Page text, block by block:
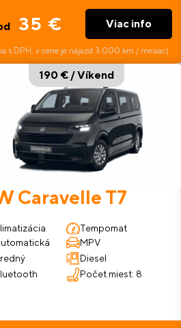
35 € Viac info
s DPH, v cene je nájazd 3.000 km / mesiac)
190 € / Víkend
Caravelle T7
Tempomat
MPV
Diesel
Počet miest: 8